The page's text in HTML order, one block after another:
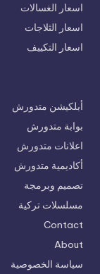
اسعار الغسالات
اسعار الثلاجات
اسعار التكييف
أبلكيشن متدورش
بوابة متدورش
اعلانات متدورش
أكاديمية متدورش
تصميم وبرمجة
مسلسلات تركية
Contact
About
سياسة الخصوصية